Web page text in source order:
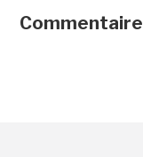
Commentaire